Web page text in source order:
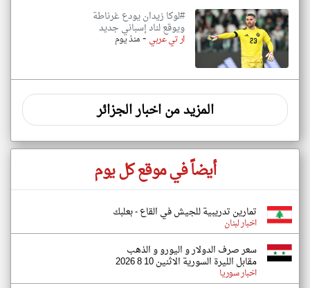
#لوكا زيدان يودع غرناطة
ويوقع لناد إسباني جديد
ار تي عربي-منذ يوم
المزيد من اخبار الجزائر
أيضاً في موقع كل يوم
تمارين تدريبية للجيش في القاع - بعلبك
اخبار لبنان
سعر صرف الدولار و اليورو و الذهب
مقابل الليرة السورية الاثنين 10 8 2026
اخبار سوريا